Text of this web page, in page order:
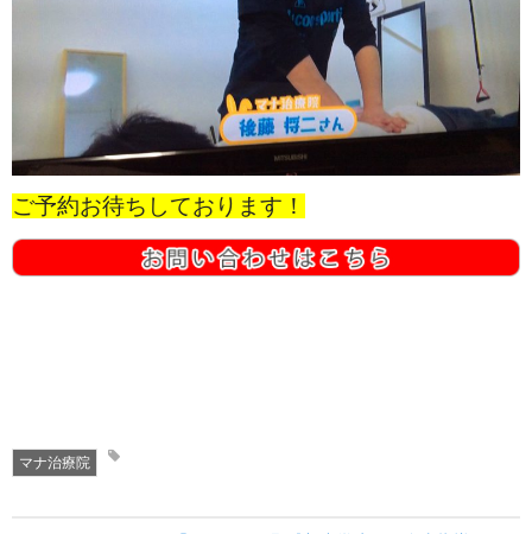
ご予約お待ちしております！
マナ治療院